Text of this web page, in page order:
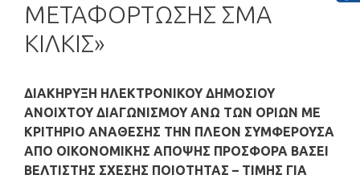
ΜΕΤΑΦΟΡΤΩΣΗΣ ΣΜΑ
ΚΙΛΚΙΣ»
ΔΙΑΚΗΡΥΞΗ ΗΛΕΚΤΡΟΝΙΚΟΥ ΔΗΜΟΣΙΟΥ
ΑΝΟΙΧΤΟΥ ΔΙΑΓΩΝΙΣΜΟΥ ΑΝΩ ΤΩΝ ΟΡΙΩΝ ΜΕ
ΚΡΙΤΗΡΙΟ ΑΝΑΘΕΣΗΣ ΤΗΝ ΠΛΕΟΝ ΣΥΜΦΕΡΟΥΣΑ
ΑΠΟ ΟΙΚΟΝΟΜΙΚΗΣ ΑΠΟΨΗΣ ΠΡΟΣΦΟΡΑ ΒΑΣΕΙ
ΒΕΛΤΙΣΤΗΣ ΣΧΕΣΗΣ ΠΟΙΟΤΗΤΑΣ – ΤΙΜΗΣ ΓΙΑ